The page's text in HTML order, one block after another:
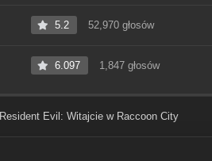
5.2 52,970 głosów
6.097 1,847 głosów
Resident Evil: Witajcie w Raccoon City